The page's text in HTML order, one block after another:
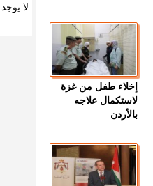
إخلاء طفل من غزة
لاستكمال علاجه
بالأردن
لا